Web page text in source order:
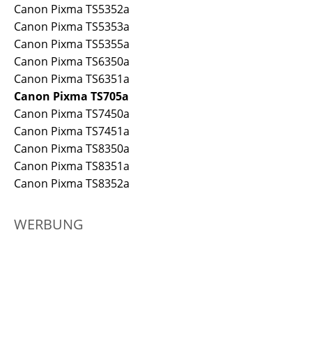
Canon Pixma TS5352a
Canon Pixma TS5353a
Canon Pixma TS5355a
Canon Pixma TS6350a
Canon Pixma TS6351a
Canon Pixma TS705a
Canon Pixma TS7450a
Canon Pixma TS7451a
Canon Pixma TS8350a
Canon Pixma TS8351a
Canon Pixma TS8352a
WERBUNG